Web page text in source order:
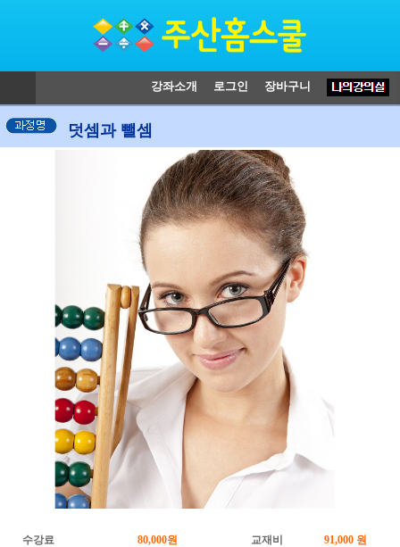
강좌소개 로그인 장바구니
덧셈과 뺄셈
수강료 80,000원 교재비 91,000 원